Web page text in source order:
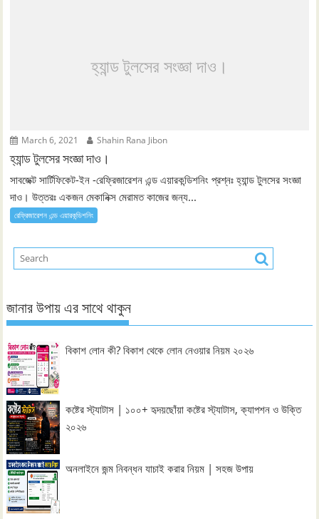
হ্যান্ড টুলসের সংজ্ঞা দাও।
March 6, 2021 Shahin Rana Jibon
হ্যান্ড টুলসের সংজ্ঞা দাও।
সাবজেক্ট সার্টিফিকেট-ইন -রেফ্রিজারেশন এন্ড এয়ারকন্ডিশনিং প্রশ্নঃ হ্যান্ড টুলসের সংজ্ঞা
দাও। উত্তরঃ একজন মেকানিক্স মেরামত কাজের জন্য...
রেফ্রিজারেশন এন্ড এয়ারকন্ডিশনিং
জানার উপায় এর সাথে থাকুন
বিকাশ লোন কী? বিকাশ থেকে লোন নেওয়ার নিয়ম ২০২৬
কষ্টের স্ট্যাটাস | ১০০+ হৃদয়ছোঁয়া কষ্টের স্ট্যাটাস, ক্যাপশন ও উক্তি
২০২৬
অনলাইনে জন্ম নিবন্ধন যাচাই করার নিয়ম | সহজ উপায়